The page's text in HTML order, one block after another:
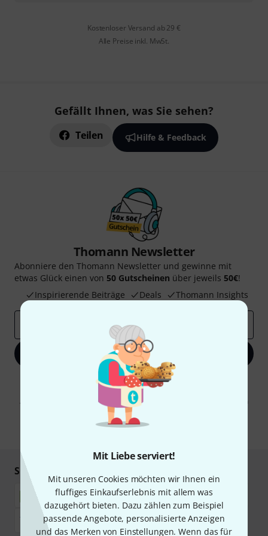
Mit Liebe serviert!
Mit unseren Cookies möchten wir Ihnen ein
fluffiges Einkaufserlebnis mit allem was
dazugehört bieten. Dazu zählen zum Beispiel
passende Angebote, personalisierte Anzeigen
und das Merken von Einstellungen. Wenn das für
Kostenloser Versand ab 29 €
Alle Preise inkl. MwSt.
Gefällt Ihnen, was Sie sehen?
Teilen Hilfe & Feedback
Thomann Newsletter
Abonniere den Thomann Newsletter und gewinne mit
etwas Glück einen von 50 Gutscheinen über jeweils 50€!
Inspirierende Beiträge
Deals Thomann Insights
Jetzt anmelden
Mit Klick auf „Jetzt anmelden“ stimmen Sie dem Erhalt von E-Mail-
Werbung und einer Messung des E-Mail-Nutzungsverhaltens zu. Die
Abmeldung ist jederzeit möglich. Weitere Informationen finden Sie in
unserenDatenschutzhinweisen
* Pflichtfeld
Sicher einkaufen & bezahlen